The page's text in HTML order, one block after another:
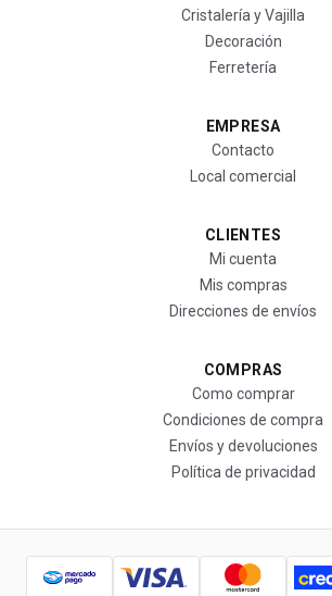
Cristalería y Vajilla
Decoración
Ferretería
EMPRESA
Contacto
Local comercial
CLIENTES
Mi cuenta
Mis compras
Direcciones de envíos
COMPRAS
Como comprar
Condiciones de compra
Envíos y devoluciones
Política de privacidad